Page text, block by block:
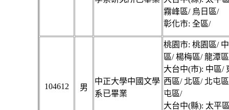
霧峰區/ 烏日區/
彰化市: 全區/
104612 男
中正大學中國文學
系已畢業
桃園市: 桃園區/
區/ 楊梅區/ 龍潭
大台中(市): 中區/
西區/ 北區/ 北屯
屯區/
大台中(縣): 太平